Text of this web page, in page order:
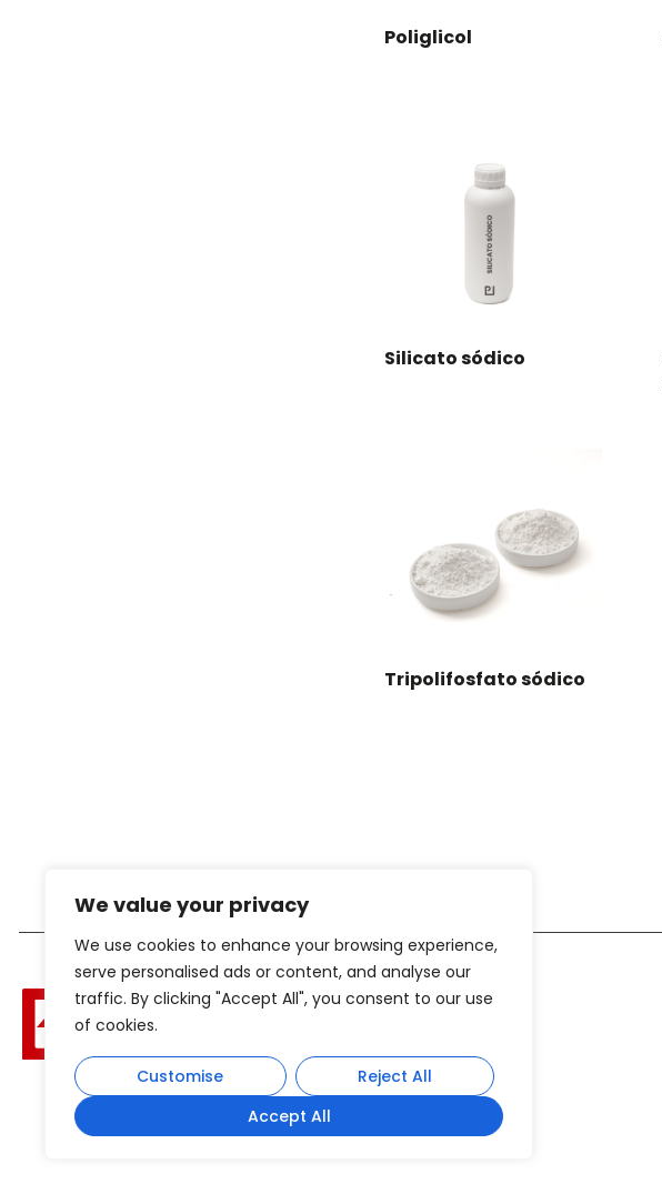
We value your privacy
We use cookies to enhance your browsing experience,
serve personalised ads or content, and analyse our
traffic. By clicking "Accept All", you consent to our use
of cookies.
Customise
Reject All
Accept All
Poliglicol
Silicato sódico
Tripolifosfato sódico